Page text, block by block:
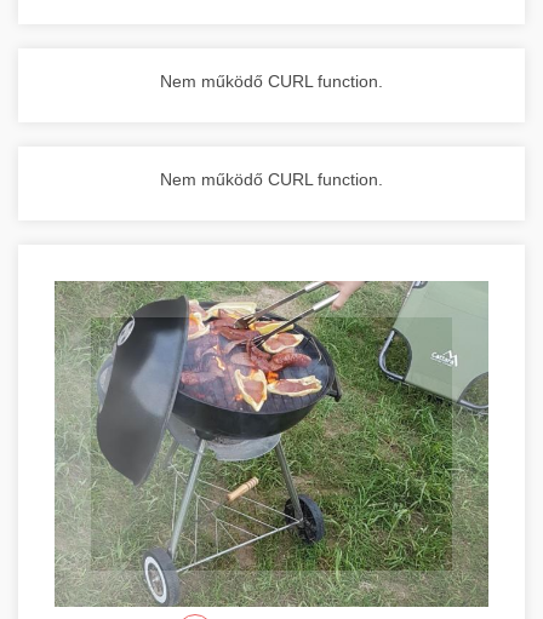
Nem működő CURL function.
Nem működő CURL function.